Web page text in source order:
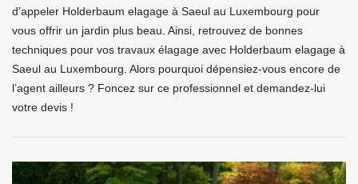
d’appeler Holderbaum elagage à Saeul au Luxembourg pour
vous offrir un jardin plus beau. Ainsi, retrouvez de bonnes
techniques pour vos travaux élagage avec Holderbaum elagage à
Saeul au Luxembourg. Alors pourquoi dépensiez-vous encore de
l’agent ailleurs ? Foncez sur ce professionnel et demandez-lui
votre devis !